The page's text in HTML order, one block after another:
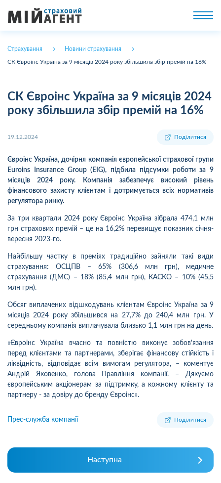
Страхування Новини страхування
СК Євроінс Україна за 9 місяців 2024 року збільшила збір премій на 16%
СК Євроінс Україна за 9 місяців 2024
року збільшила збір премій на 16%
19.12.2024 Поділитися
Євроінс Україна, дочірня компанія європейської страхової групи
Euroins Insurance Group (EIG), підбила підсумки роботи за 9
місяців 2024 року. Компанія забезпечує високий рівень
фінансового захисту клієнтам і дотримується всіх нормативів
регулятора ринку.
За три квартали 2024 року Євроінс Україна зібрала 474,1 млн
грн страхових премій – це на 16,2% перевищує показник січня-
вересня 2023-го.
Найбільшу частку в преміях традиційно зайняли такі види
страхування: ОСЦПВ – 65% (306,6 млн грн), медичне
страхування (ДМС) – 18% (85,4 млн грн), КАСКО – 10% (45,5
млн грн).
Обсяг виплачених відшкодувань клієнтам Євроінс Україна за 9
місяців 2024 року збільшився на 27,7% до 240,4 млн грн. У
середньому компанія виплачувала близько 1,1 млн грн на день.
«Євроінс Україна вчасно та повністю виконує зобов'язання
перед клієнтами та партнерами, зберігає фінансову стійкість і
ліквідність, відповідає всім вимогам регулятора, – коментує
Андрій Яковенко, голова Правління компанії. – Дякуємо
європейським акціонерам за підтримку, а кожному клієнту та
партнеру - за довіру до бренду Євроінс».
Прес-служба компанії Поділитися
Наступна